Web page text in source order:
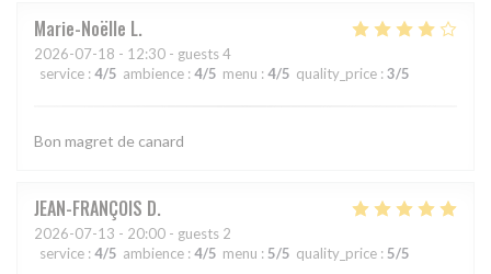
Marie-Noëlle L
2026-07-18 - 12:30 - guests 4
service : 4/5 ambience : 4/5 menu : 4/5 quality_price : 3/5
Bon magret de canard
JEAN-FRANÇOIS D
2026-07-13 - 20:00 - guests 2
service : 4/5 ambience : 4/5 menu : 5/5 quality_price : 5/5